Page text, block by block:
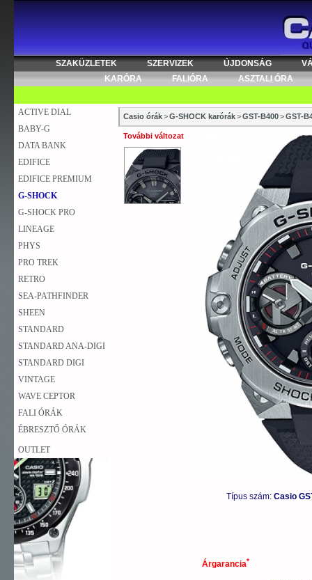
SZAKÜZLETEK SZERVIZEK ÚJDONSÁG
KARÓRA
FALIÓRA ASZTALI ÓRA
ACTIVE DIAL
BABY-G
DATA BANK
EDIFICE
EDIFICE PREMIUM
G-SHOCK
G-SHOCK PRO
LINEAGE
PHYS
PRO TREK
RETRO
SEA-PATHFINDER
SHEEN
STANDARD
STANDARD ANA-DIGI
STANDARD DIGI
VINTAGE
WAVE CEPTOR
FALI ÓRÁK
ÉBRESZTŐ ÓRÁK
OUTLET
Casio órák>G-SHOCK karórák>GST-B400>GST-
További változat
Típus szám: Casio
Árgarancia*